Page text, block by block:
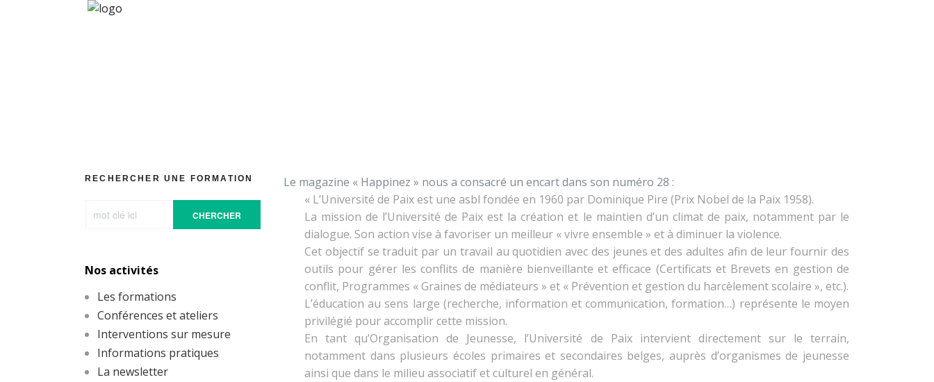
Nous soutenir
Le magazine « Happinez » nous a consacré un encart dans son numéro 28 :
« L’Université de Paix est une asbl fondée en 1960 par Dominique Pire (Prix Nobel de la Paix 1958).
La mission de l’Université de Paix est la création et le maintien d’un climat de paix, notamment par le
dialogue. Son action vise à favoriser un meilleur « vivre ensemble » et à diminuer la violence.
Cet objectif se traduit par un travail au quotidien avec des jeunes et des adultes afin de leur fournir des
outils pour gérer les conflits de manière bienveillante et efficace (Certificats et Brevets en gestion de
conflit, Programmes « Graines de médiateurs » et « Prévention et gestion du harcèlement scolaire », etc.).
L’éducation au sens large (recherche, information et communication, formation…) représente le moyen
privilégié pour accomplir cette mission.
En tant qu’Organisation de Jeunesse, l’Université de Paix intervient directement sur le terrain,
notamment dans plusieurs écoles primaires et secondaires belges, auprès d’organismes de jeunesse
ainsi que dans le milieu associatif et culturel en général.
RECHERCHER UNE FORMATION
CHERCHER
Nos activités
Les formations
Conférences et ateliers
Interventions sur mesure
Informations pratiques
La newsletter